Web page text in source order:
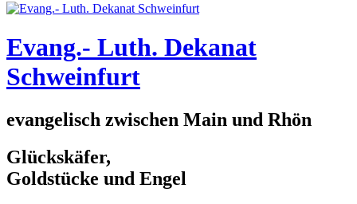
Evang.- Luth. Dekanat
Schweinfurt
evangelisch zwischen Main und Rhön
Glückskäfer,
Goldstücke und Engel